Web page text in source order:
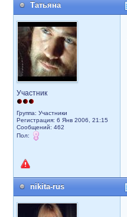
Татьяна
Участник
Группа: Участники
Регистрация: 6 Янв 2006, 21:15
Сообщений: 462
Пол:
nikita-rus